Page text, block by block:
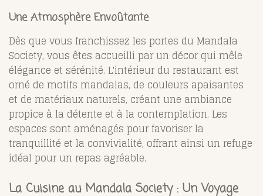
Une Atmosphère Envoûtante
Dès que vous franchissez les portes du Mandala
Society, vous êtes accueilli par un décor qui mêle
élégance et sérénité. L'intérieur du restaurant est
orné de motifs mandalas, de couleurs apaisantes
et de matériaux naturels, créant une ambiance
propice à la détente et à la contemplation. Les
espaces sont aménagés pour favoriser la
tranquillité et la convivialité, offrant ainsi un refuge
idéal pour un repas agréable.
La Cuisine au Mandala Society : Un Voyage